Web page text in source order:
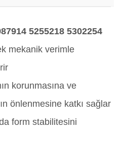
5255218 5302254
mekanik verimle
korunmasına ve
önlenmesine katkı sağlar
form stabilitesini